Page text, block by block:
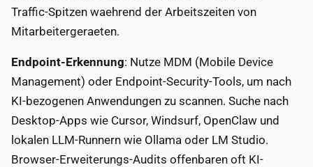
Traffic-Spitzen waehrend der Arbeitszeiten von
Mitarbeitergeraeten.
Endpoint-Erkennung: Nutze MDM (Mobile Device
Management) oder Endpoint-Security-Tools, um nach
KI-bezogenen Anwendungen zu scannen. Suche nach
Desktop-Apps wie Cursor, Windsurf, OpenClaw und
lokalen LLM-Runnern wie Ollama oder LM Studio.
Browser-Erweiterungs-Audits offenbaren oft KI-